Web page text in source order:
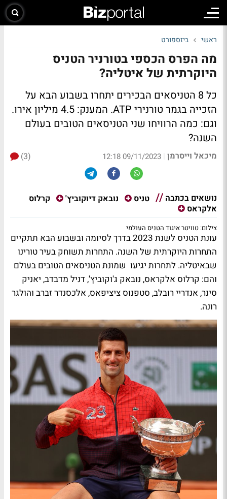
ראשי ביזספורט
מה הפרס הכספי בטורניר הטניס
היוקרתית של איטליה?
כל 8 הטניסאים הבכירים יתחרו בשבוע הבא על
הזכייה בגמר טורנירי ATP. המענק: 4.5 מיליון אירו.
וגם: כמה הרוויחו שני הטניסאים הטובים בעולם
השנה?
מיכאל וייסרמן |
09/11/2023 12:18
(3)
נושאים בכתבה טניס נובאק דיוקוביץ'
קרלוס
אלקראס
צילום: טוויטר איגוד הטניס העולמי
עונת הטניס לשנת 2023 בדרך לסיומה ובשבוע הבא תתקיים
התחרות היוקרתית של השנה. התחרות תשוחק בעיר טורינו
שבאיטליה. לתחרות יגיעו שמונת הטניסאים הטובים בעולם
והם: קרלוס אלקראס, נובאק ג'וקוביץ', דניל מדבדב, יאניק
סינר, אנדריי רובלב, סטפנוס ציציפאס, אלכסנדר זברב והולגר
רונה.